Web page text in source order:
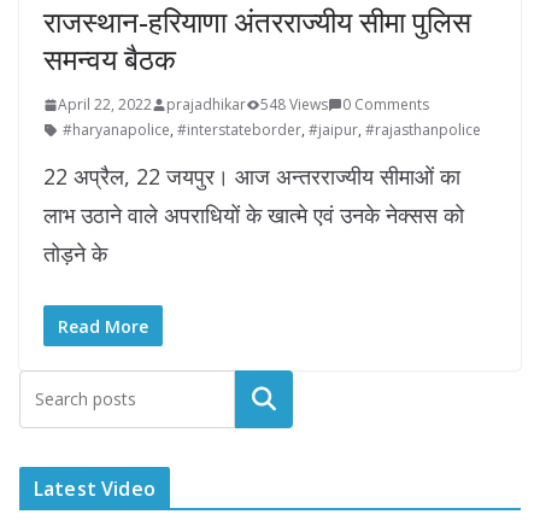
राजस्थान-हरियाणा अंतरराज्यीय सीमा पुलिस
समन्वय बैठक
April 22, 2022 prajadhikar 548 Views
0 Comments
#haryanapolice, #interstateborder, #jaipur, #rajasthanpolice
22 अप्रैल, 22 जयपुर। आज अन्तरराज्यीय सीमाओं का
लाभ उठाने वाले अपराधियों के खात्मे एवं उनके नेक्सस को
तोड़ने के
Read More
Latest Video